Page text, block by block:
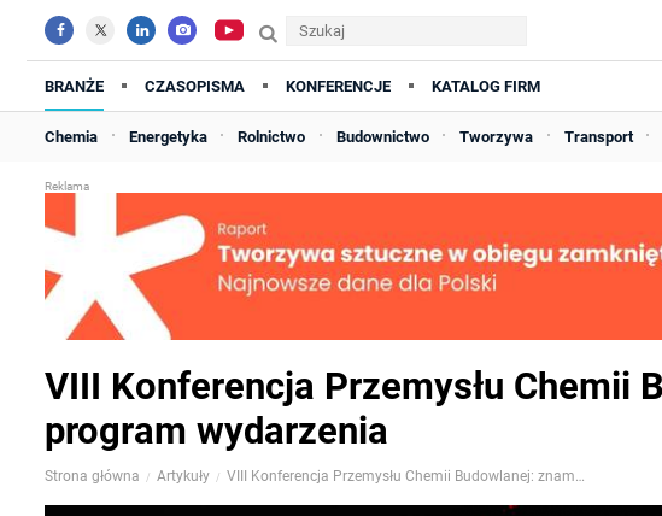
BRANŻE CZASOPISMA KONFERENCJE KATALOG FIRM
Chemia Energetyka Rolnictwo Budownictwo Tworzywa Transport
VIII Konferencja Przemysłu Chemii
program wydarzenia
Strona główna Artykuły VIII Konferencja Przemysłu Chemii Budowlanej: znamy już program wydarzenia